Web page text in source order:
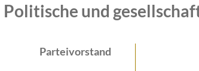
Politische und
Zeitraum
TätigkeitParteivorstand